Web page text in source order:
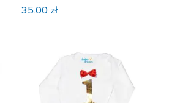
35.00 zł